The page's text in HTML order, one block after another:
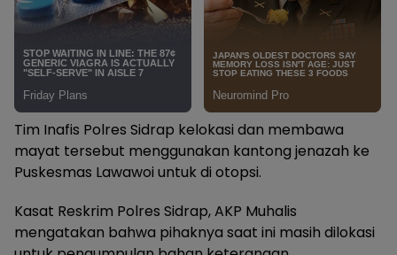
Tim Inafis Polres Sidrap kelokasi dan membawa
mayat tersebut menggunakan kantong jenazah ke
Puskesmas Lawawoi untuk di otopsi.
Kasat Reskrim Polres Sidrap, AKP Muhalis
mengatakan bahwa pihaknya saat ini masih dilokasi